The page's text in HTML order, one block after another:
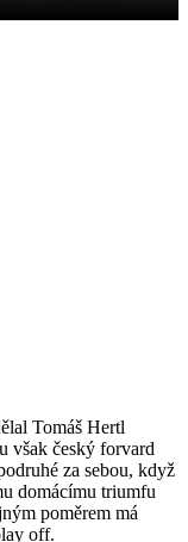
Tomáš Hertl
však český forvard
za sebou, když
domácímu triumfu
poměrem má
off.